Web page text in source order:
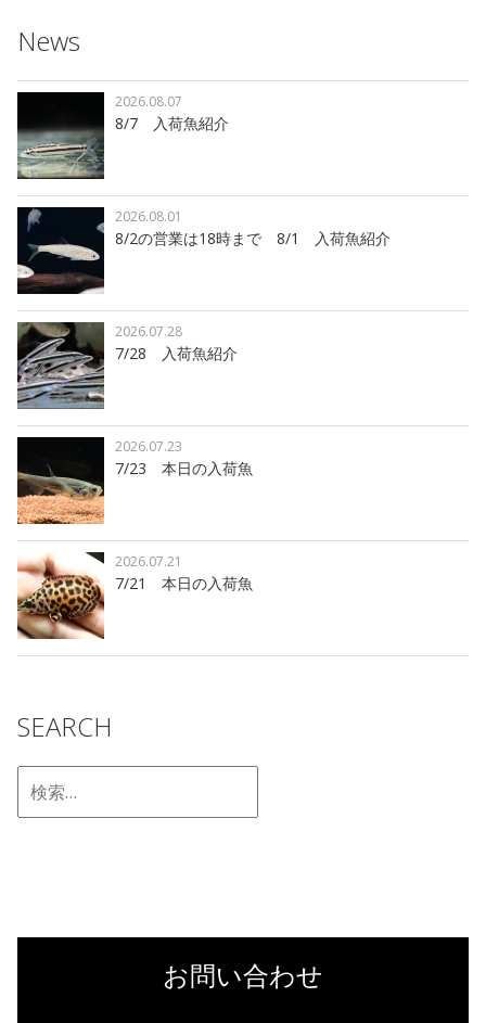
News
8/7 入荷魚紹介
2026.08.07
8/2の営業は18時まで 8/1 入荷魚紹介
2026.08.01
7/28 入荷魚紹介
2026.07.28
7/23 本日の入荷魚
2026.07.23
7/21 本日の入荷魚
2026.07.21
SEARCH
お問い合わせ